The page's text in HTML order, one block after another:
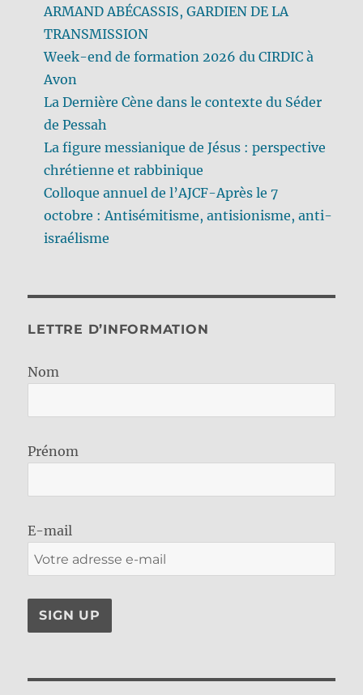
ARMAND ABÉCASSIS, GARDIEN DE LA
TRANSMISSION
Week-end de formation 2026 du CIRDIC à
Avon
La Dernière Cène dans le contexte du Séder
de Pessah
La figure messianique de Jésus : perspective
chrétienne et rabbinique
Colloque annuel de l’AJCF-Après le 7
octobre : Antisémitisme, antisionisme, anti-
israélisme
LETTRE D’INFORMATION
Nom
Prénom
E-mail